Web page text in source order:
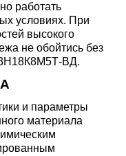
работать
условиях. При
высокого
не обойтись без
ВД.
и параметры
материала